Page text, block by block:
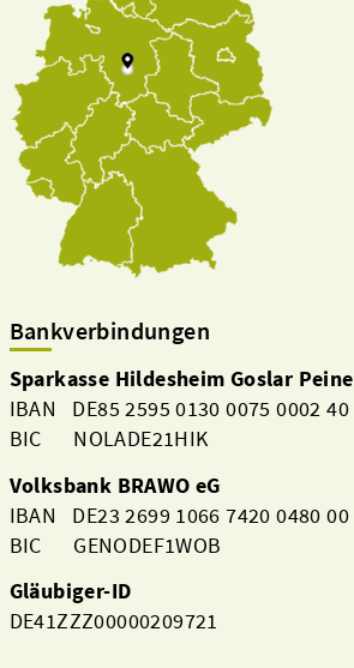
Bankverbindungen
Sparkasse Hildesheim Goslar Peine
IBAN DE85 2595 0130 0075 0002 40
BIC NOLADE21HIK
Volksbank BRAWO eG
IBAN DE23 2699 1066 7420 0480 00
BIC GENODEF1WOB
Gläubiger-ID
DE41ZZZ00000209721